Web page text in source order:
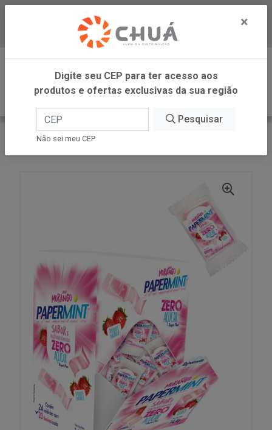
Baixe já nosso APP
0
INÍCIO
DANILLA FOODS
×
Digite seu CEP para ter acesso aos
produtos e ofertas exclusivas da sua região
Pesquisar
Não sei meu CEP